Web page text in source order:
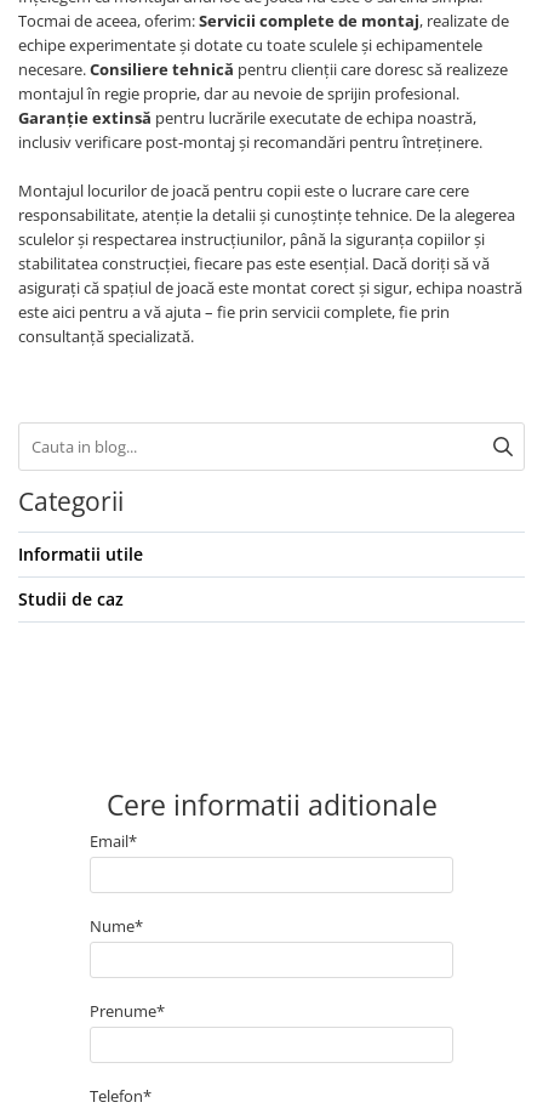
Tocmai de aceea, oferim:Servicii complete de montaj, realizate de
echipe experimentate și dotate cu toate sculele și echipamentele
necesare.Consiliere tehnică pentru clienții care doresc să realizeze
montajul în regie proprie, dar au nevoie de sprijin profesional.
Garanție extinsă pentru lucrările executate de echipa noastră,
inclusiv verificare post-montaj și recomandări pentru întreținere.
Montajul locurilor de joacă pentru copii este o lucrare care cere
responsabilitate, atenție la detalii și cunoștințe tehnice. De la alegerea
sculelor și respectarea instrucțiunilor, până la siguranța copiilor și
stabilitatea construcției, fiecare pas este esențial. Dacă doriți să vă
asigurați că spațiul de joacă este montat corect și sigur, echipa noastră
este aici pentru a vă ajuta – fie prin servicii complete, fie prin
consultanță specializată.
Categorii
Informatii utile
Studii de caz
Cere informatii aditionale
Email*
Nume*
Prenume*
Telefon*